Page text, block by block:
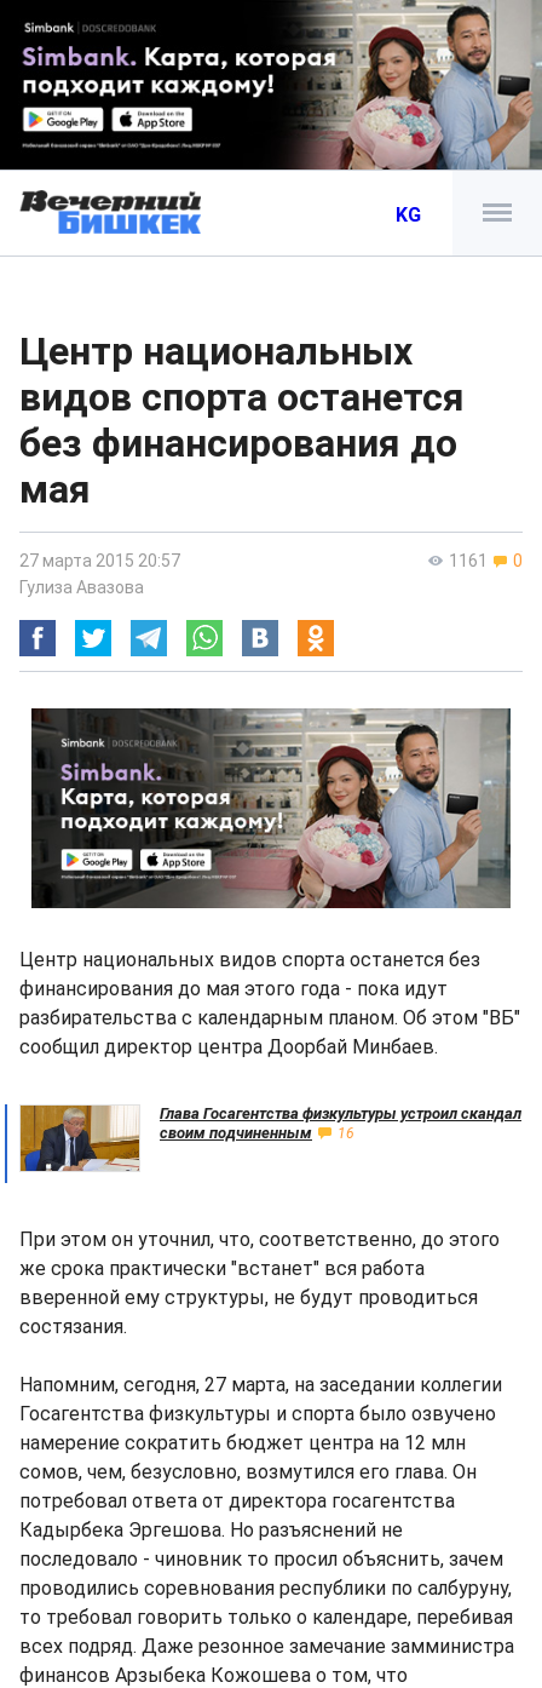
KG
Центр национальных
видов спорта останется
без финансирования до
мая
1161 0
27 марта 2015 20:57
Гулиза Авазова
Центр национальных видов спорта останется без
финансирования до мая этого года - пока идут
разбирательства с календарным планом. Об этом "ВБ"
сообщил директор центра Доорбай Минбаев.
Глава Госагентства физкультуры устроил скандал
своим подчиненным
16
При этом он уточнил, что, соответственно, до этого
же срока практически "встанет" вся работа
вверенной ему структуры, не будут проводиться
состязания.
Напомним, сегодня, 27 марта, на заседании коллегии
Госагентства физкультуры и спорта было озвучено
намерение сократить бюджет центра на 12 млн
сомов, чем, безусловно, возмутился его глава. Он
потребовал ответа от директора госагентства
Кадырбека Эргешова. Но разъяснений не
последовало - чиновник то просил объяснить, зачем
проводились соревнования республики по салбуруну,
то требовал говорить только о календаре, перебивая
всех подряд. Даже резонное замечание замминистра
финансов Арзыбека Кожошева о том, что